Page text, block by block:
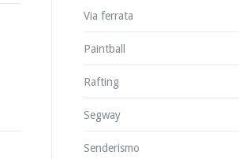
Via ferrata
Paintball
Rafting
Segway
Senderismo